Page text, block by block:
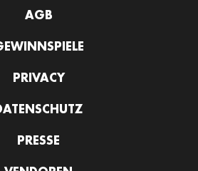
AGB
PRIVACY
PRESSE